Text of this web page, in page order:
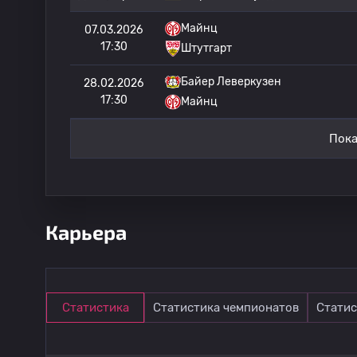
07.03.2026
17:30
Майнц
Штутгарт
28.02.2026
17:30
Байер Леверкузен
Майнц
Карьера
Статистика Статистика чемпионатов